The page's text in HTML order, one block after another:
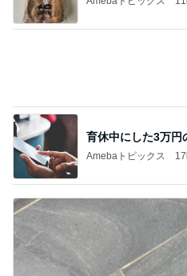
だいた シンプルで長持ちするサン
Amebaトピックス
記事
日本のお菓子だと